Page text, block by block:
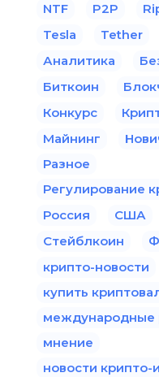
NTF
P2P
Tesla
Tether
Аналитика
Биткоин
Конкурс
Майнинг
Разное
Регулирование
Россия
США
Стейблкоин
крипто-новости
купить
международные
мнение
новости крипто-